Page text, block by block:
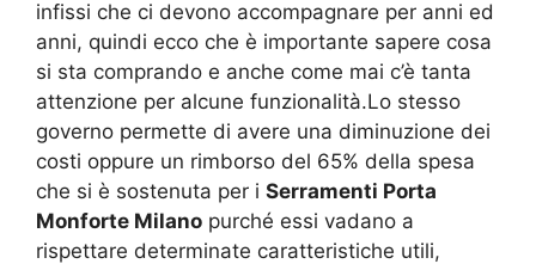
infissi che ci devono accompagnare per anni ed
anni, quindi ecco che è importante sapere cosa
si sta comprando e anche come mai c’è tanta
attenzione per alcune funzionalità.Lo stesso
governo permette di avere una diminuzione dei
costi oppure un rimborso del 65% della spesa
che si è sostenuta per i Serramenti Porta
Monforte Milano purché essi vadano a
rispettare determinate caratteristiche utili,